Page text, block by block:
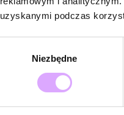
uzyskanymi podczas
Niezbędne